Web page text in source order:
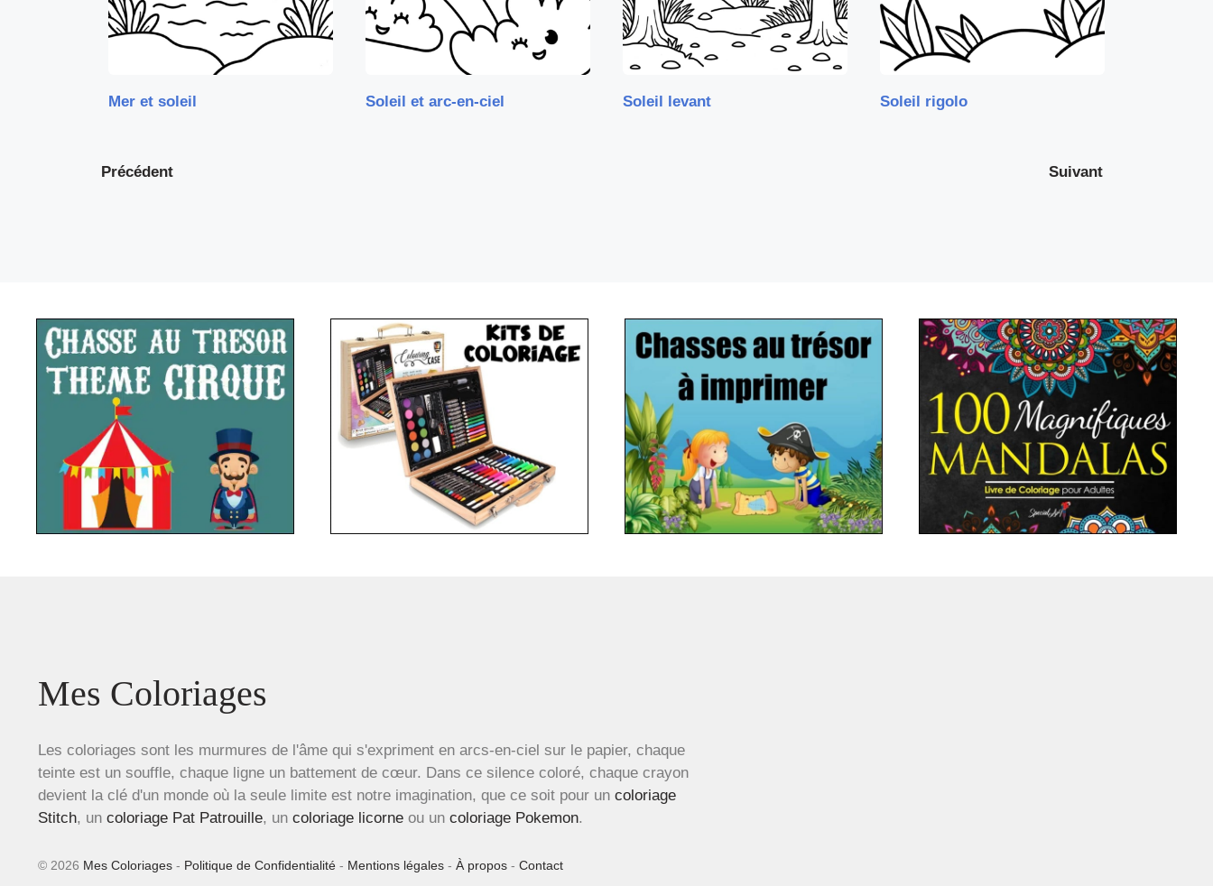
Mer et soleil Soleil et arc-en-ciel Soleil levant Soleil rigolo
Précédent Suivant
Mes Coloriages
Les coloriages sont les murmures de l'âme qui s'expriment en arcs-en-ciel sur le papier, chaque
teinte est un souffle, chaque ligne un battement de cœur. Dans ce silence coloré, chaque crayon
devient la clé d'un monde où la seule limite est notre imagination, que ce soit pour un coloriage
Stitch, un coloriage Pat Patrouille, un coloriage licorne ou un coloriage Pokemon.
© 2026 Mes Coloriages - Politique de Confidentialité - Mentions légales - À propos - Contact